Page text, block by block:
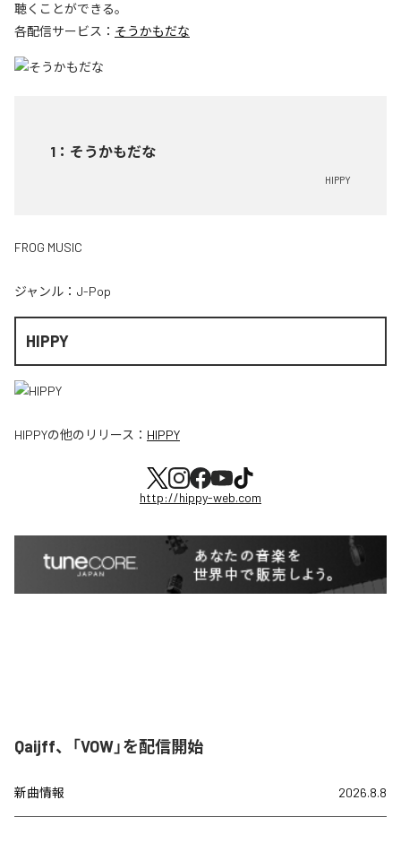
聴くことができる。
各配信サービス： そうかもだな
1 ： そうかもだな
HIPPY
FROG MUSIC
ジャンル： J-Pop
HIPPY
HIPPYの他のリリース： HIPPY
http://hippy-web.com
Qaijff、「VOW」を配信開始
新曲情報 2026.8.8